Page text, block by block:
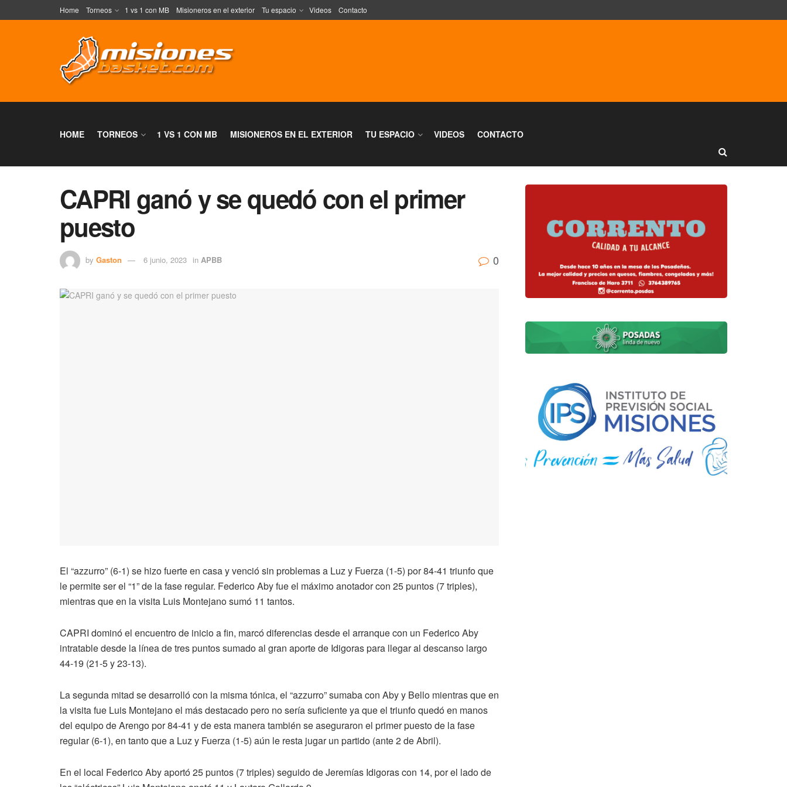
Home Torneos 1 vs 1 con MB Misioneros en el exterior Tu espacio Videos Contacto
HOME TORNEOS 1 VS 1 CON MB MISIONEROS EN EL EXTERIOR TU ESPACIO VIDEOS CONTACTO
CAPRI ganó y se quedó con el primer
puesto
by Gaston 6 junio, 2023 in APBB 0
El “azzurro” (6-1) se hizo fuerte en casa y venció sin problemas a Luz y Fuerza (1-5) por 84-41 triunfo que
le permite ser el “1” de la fase regular. Federico Aby fue el máximo anotador con 25 puntos (7 triples),
mientras que en la visita Luis Montejano sumó 11 tantos.
CAPRI dominó el encuentro de inicio a fin, marcó diferencias desde el arranque con un Federico Aby
intratable desde la línea de tres puntos sumado al gran aporte de Idigoras para llegar al descanso largo
44-19 (21-5 y 23-13).
La segunda mitad se desarrolló con la misma tónica, el “azzurro” sumaba con Aby y Bello mientras que en
la visita fue Luis Montejano el más destacado pero no sería suficiente ya que el triunfo quedó en manos
del equipo de Arengo por 84-41 y de esta manera también se aseguraron el primer puesto de la fase
regular (6-1), en tanto que a Luz y Fuerza (1-5) aún le resta jugar un partido (ante 2 de Abril).
En el local Federico Aby aportó 25 puntos (7 triples) seguido de Jeremías Idigoras con 14, por el lado de